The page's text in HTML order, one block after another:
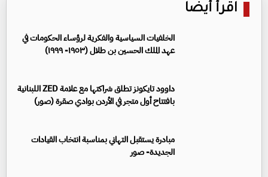
اقرأ أيضا
الخلفيات السياسية والفكرية لرؤساء الحكومات في
عهد الملك الحسين بن طلال (١٩٥٣- ١٩٩٩)
داوود تايكونز تطلق شراكتها مع علامة ZED اللبنانية
بافتتاح أول متجر في الأردن بوادي صقرة (صور)
مبادرة يستقبل التهاني بمناسبة انتخاب القيادات
الجديدة- صور